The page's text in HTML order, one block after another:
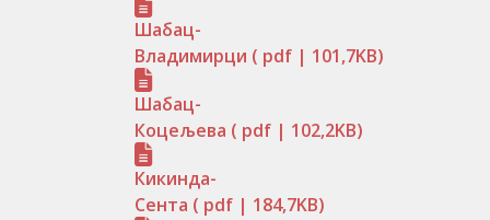
Шабац-
Владимирци ( pdf | 101,7KB)
Шабац-
Коцељева ( pdf | 102,2KB)
Кикинда-
Сента ( pdf | 184,7KB)